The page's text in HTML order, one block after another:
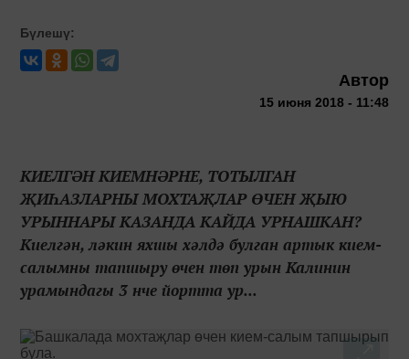
Бүлешү:
Автор
15 июня 2018 - 11:48
КИЕЛГӘН КИЕМНӘРНЕ, ТОТЫЛГАН
ҖИҺАЗЛАРНЫ МОХТАҖЛАР ӨЧЕН ҖЫЮ
УРЫННАРЫ КАЗАНДА КАЙДА УРНАШКАН?
Киелгән, ләкин яхшы хәлдә булган артык кием-
салымны тапшыру өчен төп урын Калинин
урамындагы 3 нче йортта ур...